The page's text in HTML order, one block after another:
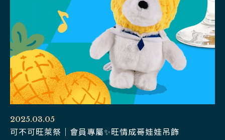
2025.03.05
可不可旺萊祭｜會員專屬✨旺情成哥娃娃吊飾